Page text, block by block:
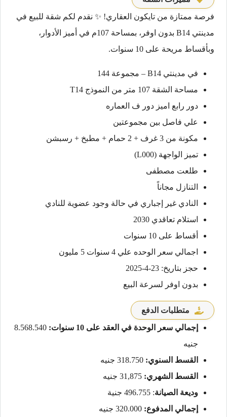
فرصة ممتازة من تايكون العقاري! ✨ نقدم لكم شقة للبيع في
مدينتي B14 بدون اوفر، بمساحة 107م في أميز الأدوار،
وبأقساط مريحة على 10 سنوات.
في مدينتي B14 – مجموعة 144
مساحة الشقة 107 متر من النموذج T14
دور رابع اميز دور ف العماره
علي فاصل بين مجموعتين
مكونة من 3 غرف + 2 حمام + مطبخ + رسبشن
تميز الواجهة (L000)
طلعت مصطفى
التنازل مجاناً
النادي غير إجباري في حالة وجود عضوية للنادي
استلام تعاقدي 2030
أقساط على 10 سنوات
اجمالي سعر الوحده علي 4 سنوات 5 مليون
حجز بتاريخ: 23-4-2025
بدون اوفر لسرعة البيع
متطلبات الدفع
إجمالي سعر الوحدة في العقد على 10 سنوات:
8.568.540
جنيه
القسط السنوي:
القسط الشهري:
وديعة الصيانة: 496.755 جنية
إجمالي المدفوع: 320.000 جنيه